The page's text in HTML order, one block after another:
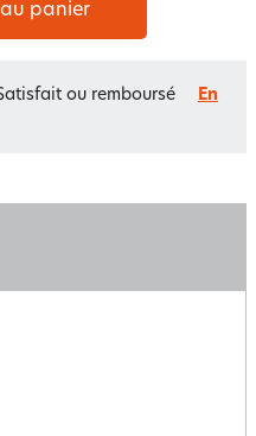
panier
ou remboursé
En